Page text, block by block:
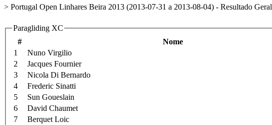
> Portugal Open Linhares Beira 2013 (2013-07-31 a 2013-08-04) - Resultado Geral
Paragliding XC
#
Nome
1
Nuno Virgilio
2
Jacques Fournier
3
Nicola Di Bernardo
4
Frederic Sinatti
5
Sun Goueslain
6
David Chaumet
7
Berquet Loic